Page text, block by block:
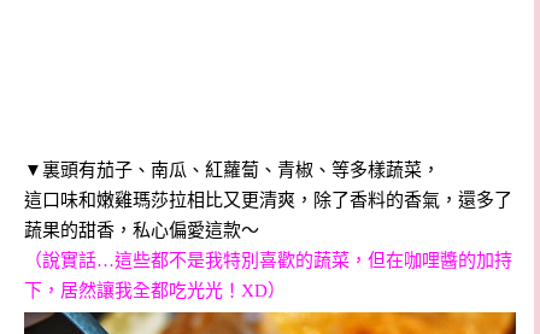
▼裏頭有茄子、南瓜、紅蘿蔔、青椒、等多樣蔬菜，
這口味和嫩雞瑪莎拉相比又更清爽，除了香料的香氣，還多了
蔬果的甜香，私心偏愛這款～
（說實話…這些都不是我特別喜歡的蔬菜，但在咖哩醬的加持
下，居然讓我全都吃光光！XD）